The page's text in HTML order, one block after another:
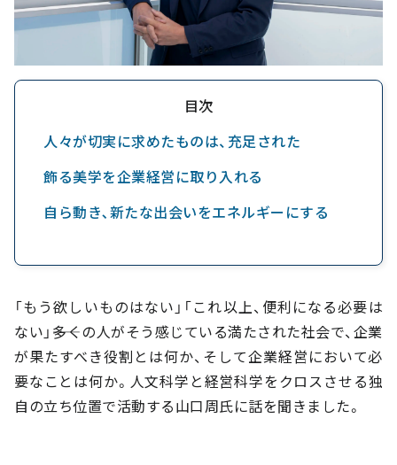
目次
人々が切実に求めたものは、充足された
飾る美学を企業経営に取り入れる
自ら動き､新たな出会いをエネルギーにする
「もう欲しいものはない」「これ以上、便利になる必要は
ない」――多くの人がそう感じている満たされた社会で、企業
が果たすべき役割とは何か、そして企業経営において必
要なことは何か。人文科学と経営科学をクロスさせる独
自の立ち位置で活動する山口周氏に話を聞きました。